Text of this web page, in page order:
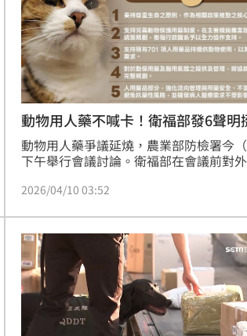
動物用人藥不喊卡！衛福部發6聲明
動物用人藥爭議延燒，農業部防檢署今
下午舉行會議討論。衛福部在會議前對
使用，同時強化流向管理與用藥安全，避
2026/04/10 03:52